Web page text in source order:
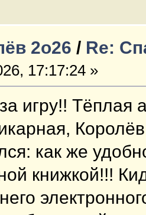
2о26 / Re:
17:17:24 »
игру!!
как же
книжкой!!!